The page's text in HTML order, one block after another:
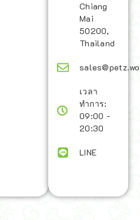
Chiang
Mai
50200,
Thailand
เวลา
ทำการ:
09:00 -
20:30
LINE